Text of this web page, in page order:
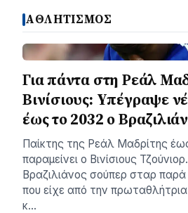
ΑΘΛΗΤΙΣΜΟΣ
Για πάντα στη Ρεάλ
Βινίσιους: Yπέγραψε
έως το 2032 ο
Παίκτης της Ρεάλ Μαδρίτης
παραμείνει ο Βινίσιους
Βραζιλιάνος σούπερ σταρ
που είχε από την
κ…